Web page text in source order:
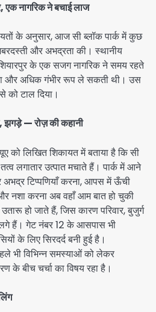
एक नागरिक ने बचाई लाज
के अनुसार, आज सी ब्लॉक पार्क में कुछ
और अभद्रता की। स्थानीय
के एक सजग नागरिक ने समय रहते
और अधिक गंभीर रूप ले सकती थी। उस
को टाल दिया।
झगड़े — रोज़ की कहानी
को लिखित शिकायत में बताया है कि सी
लगातार उत्पात मचाते हैं। पार्क में आने
अभद्र टिप्पणियाँ करना, आपस में ऊँची
नशा करना अब वहाँ आम बात हो चुकी
हो जाते हैं, जिस कारण परिवार, बुजुर्ग
हैं। गेट नंबर 12 के आसपास भी
के लिए सिरदर्द बनी हुई है।
भी विभिन्न समस्याओं को लेकर
के बीच चर्चा का विषय रहा है।